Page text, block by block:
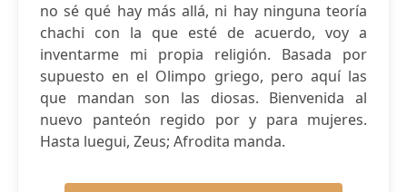
no sé qué hay más allá, ni hay ninguna teoría
chachi con la que esté de acuerdo, voy a
inventarme mi propia religión. Basada por
supuesto en el Olimpo griego, pero aquí las
que mandan son las diosas. Bienvenida al
nuevo panteón regido por y para mujeres.
Hasta luegui, Zeus; Afrodita manda.